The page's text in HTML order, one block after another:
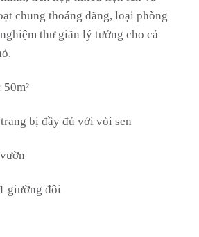
chung thoáng đãng, loại phòng
thư giãn lý tưởng cho cả
bị đầy đủ với vòi sen
giường đôi